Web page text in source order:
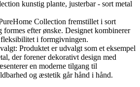
Collection fremstillet i sort
formes efter ønske. Designet kombinerer
i formgivningen.
Produktet er udvalgt som et eksempel
der forener dekorativt design med
en moderne tilgang til
og æstetik går hånd i hånd.